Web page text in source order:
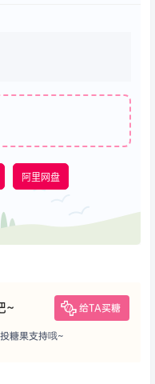
阿里网盘
~ 给TA买糖
糖果支持哦~